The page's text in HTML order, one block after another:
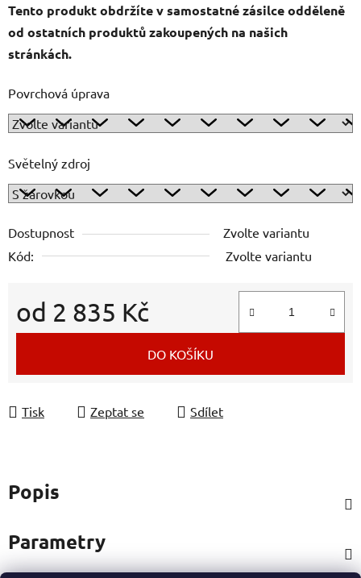
Tento produkt obdržíte v samostatné zásilce odděleně
od ostatních produktů zakoupených na našich
stránkách.
Povrchová úprava
Světelný zdroj
Dostupnost
Zvolte variantu
Kód:
Zvolte variantu
od 2 835 Kč
Měrná cena:
DO KOŠÍKU
Tisk Zeptat se Sdílet
Popis
Parametry